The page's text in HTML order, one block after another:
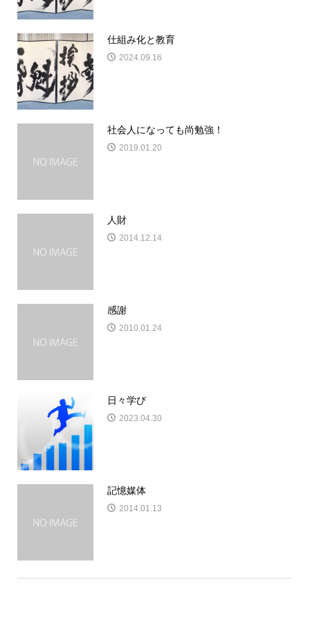
仕組み化と教育
2024.09.16
社会人になっても尚勉強！
2019.01.20
人財
2014.12.14
感謝
2010.01.24
日々学び
2023.04.30
記憶媒体
2014.01.13